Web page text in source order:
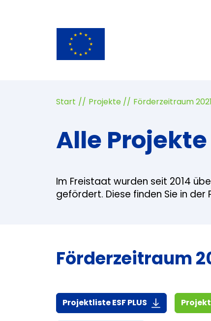
Start Projekte Förderzeitraum
Alle
Im Freistaat wurden seit 2014
gefördert. Diese finden Sie in der
Förderzeitraum
Projektliste ESF PLUS (916,7 KiB)